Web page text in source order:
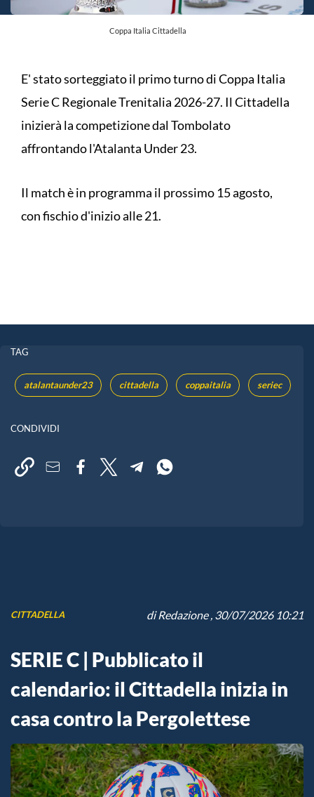
Coppa Italia Cittadella
E' stato sorteggiato il primo turno di Coppa Italia
Serie C Regionale Trenitalia 2026-27. Il Cittadella
inizierà la competizione dal Tombolato
affrontando l'Atalanta Under 23.
Il match è in programma il prossimo 15 agosto,
con fischio d'inizio alle 21.
TAG
atalantaunder23 cittadella coppaitalia seriec
CONDIVIDI
CITTADELLA diRedazione, 30/07/2026 10:21
SERIE C | Pubblicato il
calendario: il Cittadella inizia in
casa contro la Pergolettese